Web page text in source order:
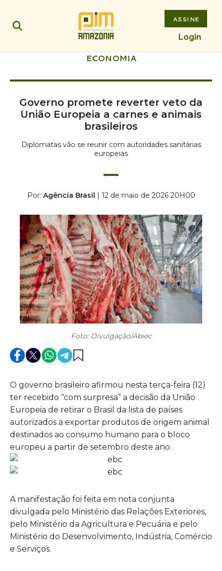
ASSINE
Login
ECONOMIA
Governo promete reverter veto da
União Europeia a carnes e animais
brasileiros
Diplomatas vão se reunir com autoridades sanitárias
europeias
Por: Agência Brasil | 12 de maio de 2026 20H00
Foto: Divulgação/Abiec
O governo brasileiro afirmou nesta terça-feira (12)
ter recebido “com surpresa” a decisão da União
Europeia de retirar o Brasil da lista de países
autorizados a exportar produtos de origem animal
destinados ao consumo humano para o bloco
europeu a partir de setembro deste ano.
A manifestação foi feita em nota conjunta
divulgada pelo Ministério das Relações Exteriores,
pelo Ministério da Agricultura e Pecuária e pelo
Ministério do Desenvolvimento, Indústria, Comércio
e Serviços.